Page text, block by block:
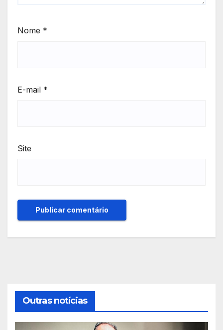
Nome *
E-mail *
Site
Outras notícias